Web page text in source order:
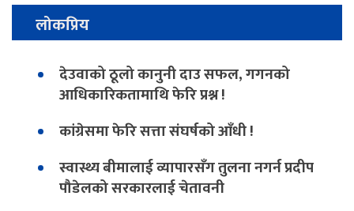
लोकप्रिय
देउवाको ठूलो कानुनी दाउ सफल, गगनको
आधिकारिकतामाथि फेरि प्रश्न !
कांग्रेसमा फेरि सत्ता संघर्षको आँधी !
स्वास्थ्य बीमालाई व्यापारसँग तुलना नगर्न प्रदीप
पौडेलको सरकारलाई चेतावनी